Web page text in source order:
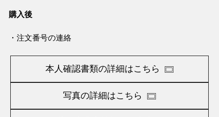
購入後
・注文番号の連絡
本人確認書類の詳細はこちら
写真の詳細はこちら